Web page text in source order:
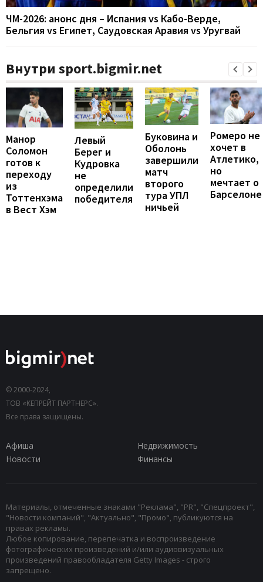
ЧМ-2026: анонс дня – Испания vs Кабо-Верде,
Бельгия vs Египет, Саудовская Аравия vs Уругвай
Внутри sport.bigmir.net
Манор
Соломон
готов к
переходу
из
Тоттенхэма
в Вест Хэм
Левый
Берег и
Кудровка
не
определили
победителя
Буковина и
Оболонь
завершили
матч
второго
тура УПЛ
ничьей
Ромеро не
хочет в
Атлетико,
но
мечтает о
Барселоне
© 2000-2024,
ТОВ «КЕПРЕЙТ ПАРТНЕРС».
Все права защищены.
Афиша
Недвижимость
Новости
Финансы
Материалы, отмеченные знаками "Реклама", "PR", "Спецпроект",
"Новости компаний", "Актуально", "Промо", публикуются на
правах рекламы.
Любое копирование, перепечатка и воспроизведение
фотографических произведений и/или аудиовизуальных
произведений правообладателя Getty Images - строго
запрещено.